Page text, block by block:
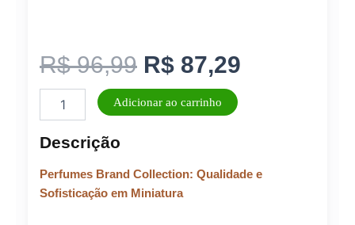
R$96,99 O
preço
era:
R$ 87,29
é:
Feminino
Collection
N°
138
Adicionar ao carrinho
Descrição
Perfumes Brand Collection: Qualidade e
Sofisticação em Miniatura